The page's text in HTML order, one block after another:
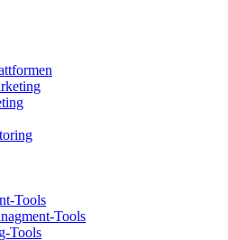
Tools
Tools
Tools